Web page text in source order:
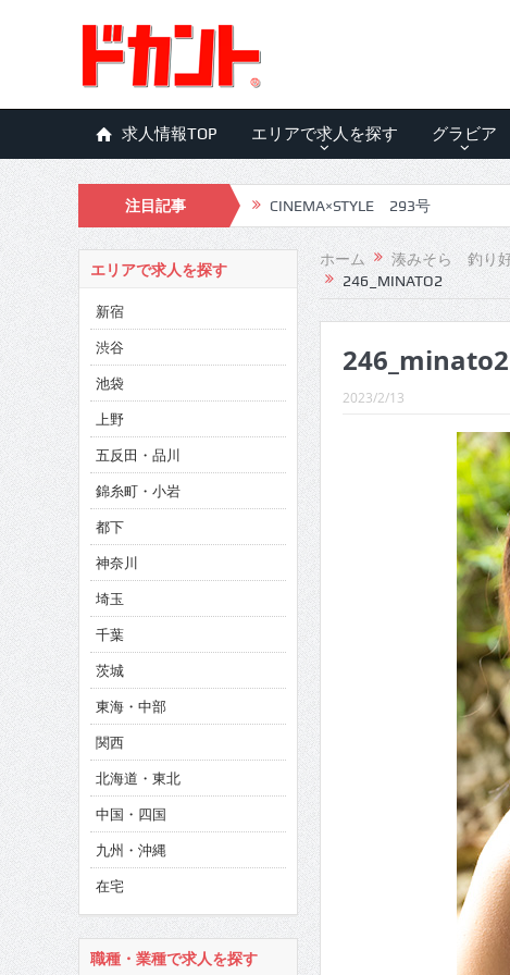
求人情報TOP エリアで求人を探す グラビア
注目記事 CINEMA×STYLE 293号
CINEMA×STYLE 292号
CINEMA×STYLE 291号
CINEMA×STYLE 290号
CINEMA×STYLE 289号
CINEMA×STYLE 288号
CINEMA×STYLE 286号
CINEMA×STYLE 285号
CINEMA×STYLE 294号
ホーム
湊みそら 釣り好
246_MINATO2
246_minato2
2023/2/13
エリアで求人を探す
新宿
渋谷
池袋
上野
五反田・品川
錦糸町・小岩
都下
神奈川
埼玉
千葉
茨城
東海・中部
関西
北海道・東北
中国・四国
九州・沖縄
在宅
職種・業種で求人を探す